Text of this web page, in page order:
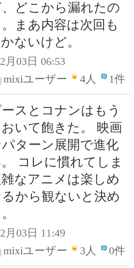
どこから漏れたの
まあ内容は次回も
ないけど。
月03日 06:53
mixiユーザー
4人 1件
スとコナンはもう
いて飽きた。 映画
ターン展開で進化
コレに慣れてしま
なアニメは楽しめ
から観ないと決め
月03日 11:49
mixiユーザー
3人 0件